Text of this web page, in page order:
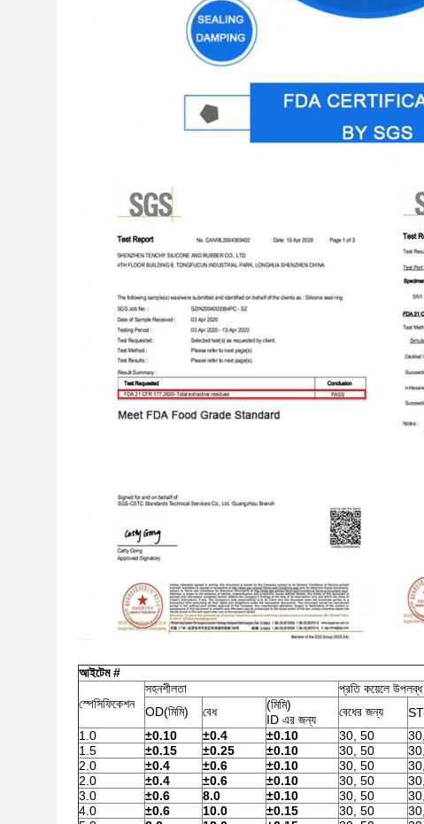
আইটেম #
স্পেসিফিকেশন
সহনশীলতা
প্রতি কয়েলে উপলব্ধ
OD(মিমি) বেধ
(মিমি)
ID এর জন্য
বেধের জন্য
1.0
±0.10 ±0.4 ±0.10 30, 50
1.5
±0.15 ±0.25 ±0.10 30, 50
2.0
±0.4 ±0.6 ±0.10 30, 50
2.0
±0.4 ±0.6 ±0.10 30, 50
3.0
±0.6 8.0 ±0.10 30, 50
4.0
±0.6 10.0 ±0.15 30, 50